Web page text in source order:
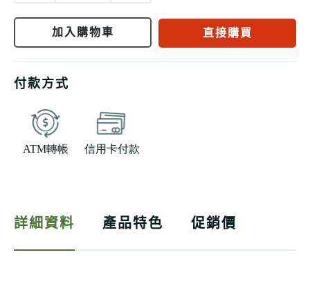
加入購物車 直接購買
付款方式
詳細資料 產品特色 促銷價